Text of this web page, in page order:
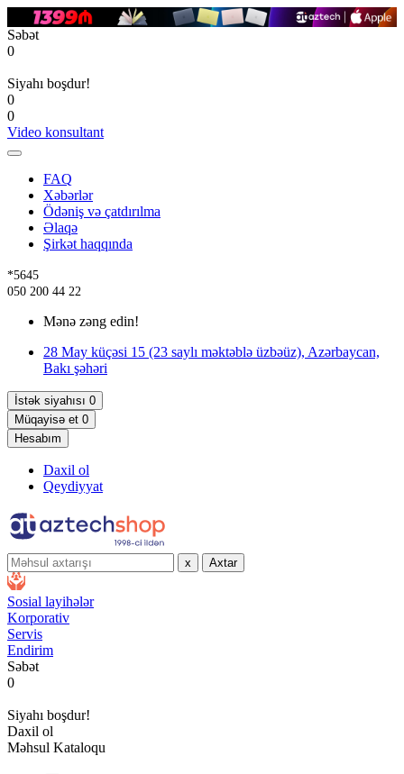
Səbət
0
Siyahı boşdur!
0
0
Video konsultant
FAQ
Xəbərlər
Ödəniş və çatdırılma
Əlaqə
Şirkət haqqında
*5645
050 200 44 22
Mənə zəng edin!
28 May küçəsi 15 (23 saylı məktəblə üzbəüz), Azərbaycan,
Bakı şəhəri
İstək siyahısı 0
Müqayisə et 0
Hesabım
Daxil ol
Qeydiyyat
x Axtar
Sosial layihələr
Korporativ
Servis
Endirim
Səbət
0
Siyahı boşdur!
Daxil ol
Məhsul Kataloqu